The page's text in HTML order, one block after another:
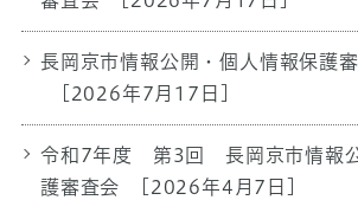
長岡京市情報公開・個人情報保護
[2026年7月17日]
令和7年度 第3回 長岡京市情報
護審査会
[2026年4月7日]